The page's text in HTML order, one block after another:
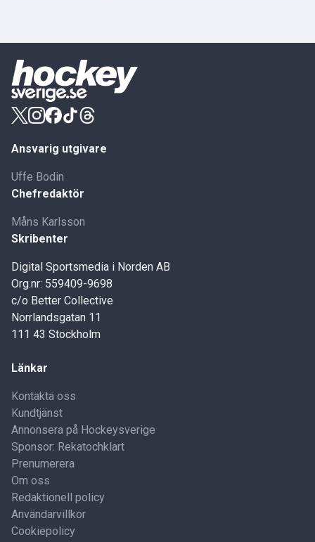
Ansvarig utgivare
Uffe Bodin
Chefredaktör
Måns Karlsson
Skribenter
Digital Sportsmedia i Norden AB
Org.nr: 559409-9698
c/o Better Collective
Norrlandsgatan 11
111 43 Stockholm
Länkar
Kontakta oss
Kundtjänst
Annonsera på Hockeysverige
Sponsor: Rekatochklart
Prenumerera
Om oss
Redaktionell policy
Användarvillkor
Cookiepolicy